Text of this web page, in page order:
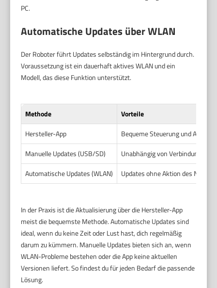
PC.
Automatische Updates über WLAN
Der Roboter führt Updates selbständig im Hintergrund durch.
Voraussetzung ist ein dauerhaft aktives WLAN und ein
Modell, das diese Funktion unterstützt.
Methode
Vorteile
Hersteller-App
Bequeme Steuerung und
Manuelle Updates (USB/SD)
Unabhängig von Verbindung,
Automatische Updates (WLAN)
Updates ohne Aktion des
In der Praxis ist die Aktualisierung über die Hersteller-App
meist die bequemste Methode. Automatische Updates sind
ideal, wenn du keine Zeit oder Lust hast, dich regelmäßig
darum zu kümmern. Manuelle Updates bieten sich an, wenn
WLAN-Probleme bestehen oder die App keine aktuellen
Versionen liefert. So findest du für jeden Bedarf die passende
Lösung.